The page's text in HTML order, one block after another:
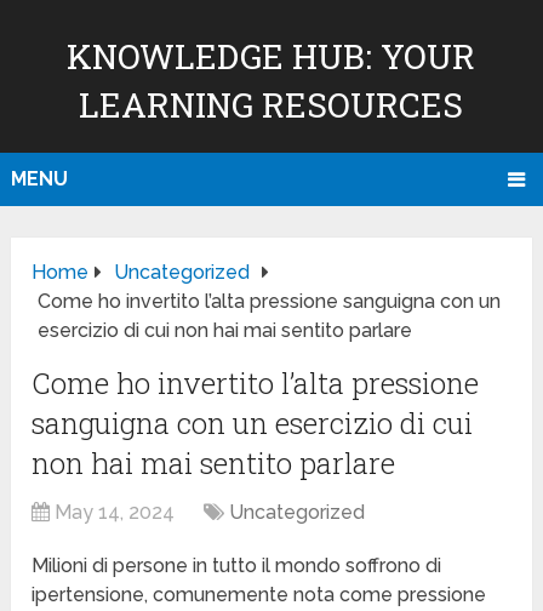
KNOWLEDGE HUB: YOUR
LEARNING RESOURCES
MENU
Home
Uncategorized
Come ho invertito l’alta pressione sanguigna con un
esercizio di cui non hai mai sentito parlare
Come ho invertito l’alta pressione
sanguigna con un esercizio di cui
non hai mai sentito parlare
May 14, 2024 Uncategorized
Milioni di persone in tutto il mondo soffrono di
ipertensione, comunemente nota come pressione